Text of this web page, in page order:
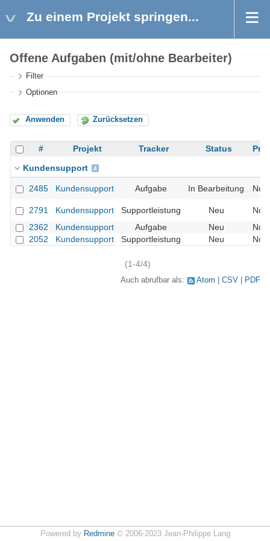
Zu einem Projekt springen...
Offene Aufgaben (mit/ohne Bearbeiter)
Filter
Optionen
Anwenden Zurücksetzen
# Projekt Tracker Status
Kundensupport
4
2485 Kundensupport Aufgabe In Bearbeitung
2791 Kundensupport Supportleistung Neu
2362
Kundensupport Aufgabe Neu
2052
Kundensupport Supportleistung Neu
(1-4/4)
Auch abrufbar als: Atom CSV PDF
Powered by Redmine© 2006-2023 Jean-Philippe Lang